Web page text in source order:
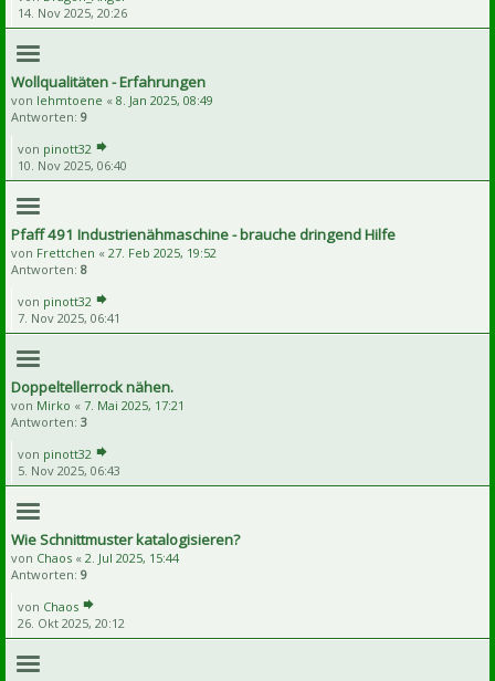
14. Nov 2025, 20:26
Wollqualitäten - Erfahrungen
von lehmtoene « 8. Jan 2025, 08:49
Antworten: 9
von pinott32
10. Nov 2025, 06:40
Pfaff 491 Industrienähmaschine - brauche dringend Hilfe
von Frettchen « 27. Feb 2025, 19:52
Antworten: 8
von pinott32
7. Nov 2025, 06:41
Doppeltellerrock nähen.
von Mirko « 7. Mai 2025, 17:21
Antworten: 3
von pinott32
5. Nov 2025, 06:43
Wie Schnittmuster katalogisieren?
von Chaos « 2. Jul 2025, 15:44
Antworten: 9
von Chaos
26. Okt 2025, 20:12